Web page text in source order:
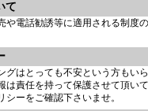
て
や電話勧誘等に適用される制度
グはとっても不安という方もい
は責任を持って保護させて頂いて
シーをご確認下さいませ。